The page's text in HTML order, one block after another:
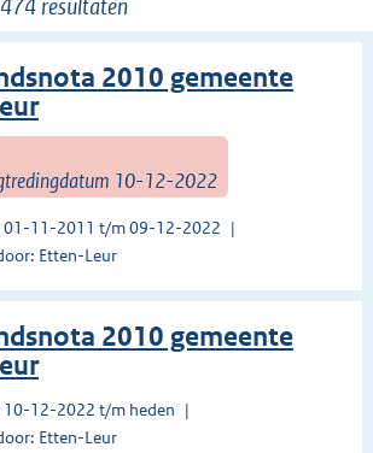
resultaten
2010 gemeente
10-12-2022
01-11-2011 t/m 09-12-2022
Etten-Leur
2010 gemeente
10-12-2022 t/m heden
Etten-Leur